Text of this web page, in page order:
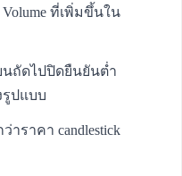
ที่เพิ่มขึ้นใน
นถัดไปปิดยืนยันต่ำ
ปแบบ
าราคา candlestick